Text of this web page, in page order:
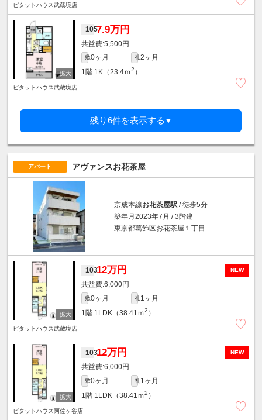
ピタットハウス武蔵境店
1057.9万円
5,500円
敷0ヶ月 礼2ヶ月
1階 1K（23.4ｍ2 ）
ピタットハウス武蔵境店
残り6件を表示する ▼
アパート アヴァンスお花茶屋
京成本線お花茶屋駅 / 徒歩5分
築年月2023年7月 / 3階建
東京都葛飾区お花茶屋１丁目
NEW
10312万円
6,000円
敷0ヶ月 礼1ヶ月
1階 1LDK（38.41ｍ2 ）
ピタットハウス武蔵境店
NEW
10312万円
6,000円
敷0ヶ月 礼1ヶ月
1階 1LDK（38.41ｍ2 ）
ピタットハウス阿佐ヶ谷店